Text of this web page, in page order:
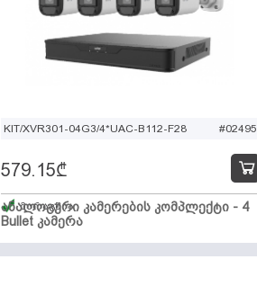
KIT/XVR301-04G3/4*UAC-B112-F28 #02495
ანალოგური კამერების კომპლექტი - 4
Bullet კამერა
579.15₾
მარაგშია